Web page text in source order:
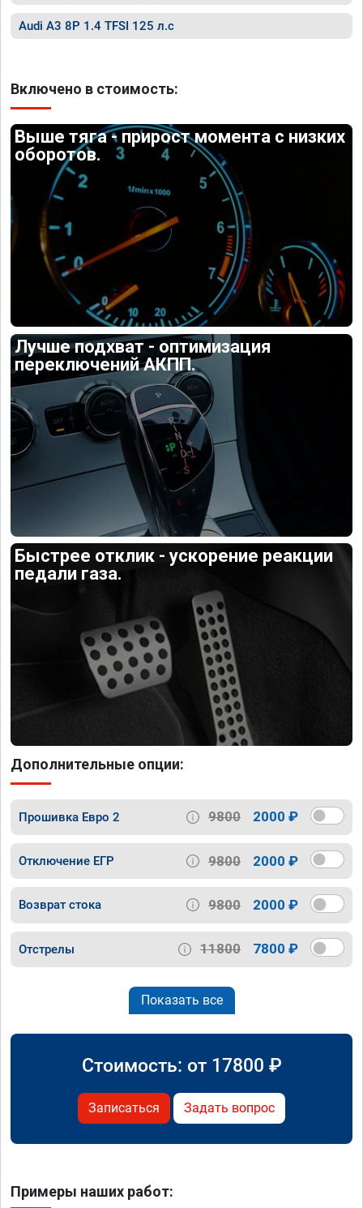
Audi A3 8P 1.4 TFSI 125 л.с
Включено в стоимость:
Выше тяга - прирост момента с низких
оборотов.
Лучше подхват - оптимизация
переключений АКПП.
Быстрее отклик - ускорение реакции
педали газа.
Дополнительные опции:
Прошивка Евро 2 9800 2000 ₽
Отключение ЕГР 9800 2000 ₽
Возврат стока 9800 2000 ₽
Отстрелы 11800 7800 ₽
Показать все
Стоимость: от 17800 ₽
Записаться Задать вопрос
Примеры наших работ: